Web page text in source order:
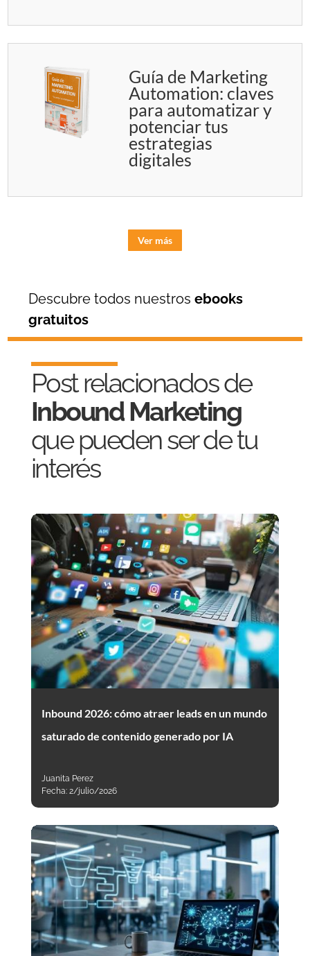
Guía de Marketing
Automation: claves
para automatizar y
potenciar tus
estrategias
digitales
Ver más
Descubre todos nuestrosebooks
gratuitos
Post relacionados de
Inbound Marketing
que pueden ser de tu
interés
Inbound 2026: cómo atraer leads en un mundo
saturado de contenido generado por IA
Juanita Perez
Fecha: 2/julio/2026